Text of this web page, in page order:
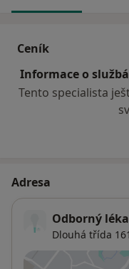
Ceník
Informace o
Tento specialista
Adresa
Odborný
Dlouhá třída